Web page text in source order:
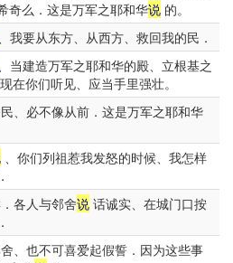
奇么．这是万军之耶和华说的。
我要从东方、从西方、救回我的民．
当建造万军之耶和华的殿、立根基之
在你们听见、应当手里强壮。
、必不像从前．这是万军之耶和华
、你们列祖惹我发怒的时候、我怎样
各人与邻舍说 话诚实、在城门口按
、也不可喜爱起假誓．因为这些事